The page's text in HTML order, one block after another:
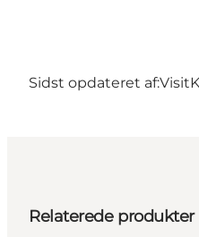
Sidst opdateret af:
Relaterede produkter